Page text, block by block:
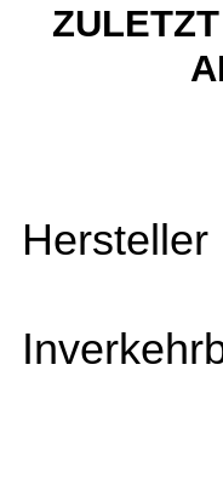
Hersteller